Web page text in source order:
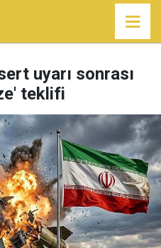
uyarı sonrası
teklifi